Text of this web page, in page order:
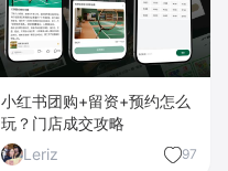
小红书团购+留资+预约怎么
玩？门店成交攻略
Leriz
97